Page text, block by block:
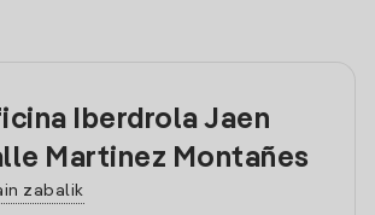
Iberdrola Jaen
Martinez Montañes
zabalik